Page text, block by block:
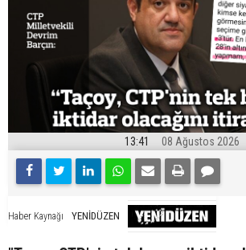
13:41 08 Ağustos 2026
Haber Kaynağı YENİDÜZEN